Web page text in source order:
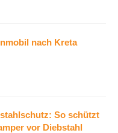
nach Kreta
So schützt
vor Diebstahl